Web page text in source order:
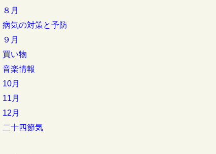
８月
病気の対策と予防
９月
買い物
音楽情報
10月
11月
12月
二十四節気